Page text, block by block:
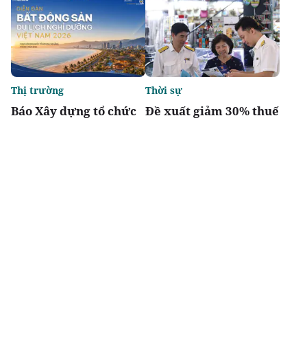
Báo Xây dựng tổ chức
Thị trường
Đề xuất giảm 30% thuế
Thời sự